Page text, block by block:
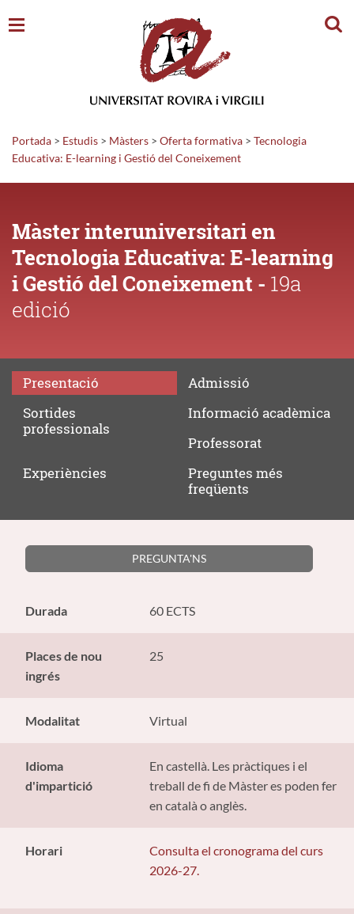
Portada > Estudis > Màsters > Oferta formativa > Tecnologia
Educativa: E-learning i Gestió del Coneixement
Màster interuniversitari en
Tecnologia Educativa: E-learning
i Gestió del Coneixement - 19a
edició
Presentació
Admissió
Sortides
professionals
Informació acadèmica
Professorat
Experiències
Preguntesmés
freqüents
PREGUNTA'NS
Durada 60 ECTS
Places de nou
ingrés
25
Modalitat Virtual
Idioma
d'impartició
En castellà. Les pràctiques i el
treball de fi de Màster es poden fer
en català o anglès.
Horari
Consulta el cronograma del curs
2026-27.